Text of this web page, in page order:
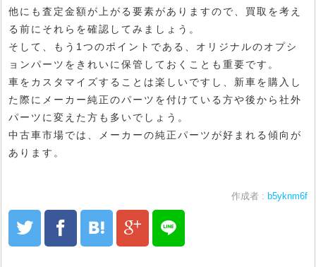
他にも査定金額が上がる要素がありますので、買取を考え
る前にそれらを確認してみましょう。
そして、もう1つのポイントである、オリジナルのオプシ
ョンパーツをきれいに保管しておくことも重要です。
車をカスタマイズすることは楽しいですし、新車を購入し
た際にメーカー純正のパーツを付けている方や後から社外
パーツに変えた方も多いでしょう。
中古車市場では、メーカーの純正パーツが好まれる傾向が
あります。
作成者 : b5yknm6f